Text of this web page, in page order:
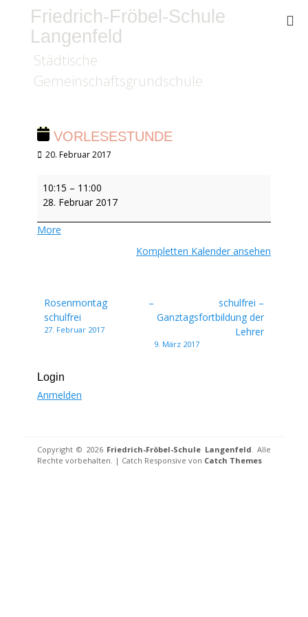
Friedrich-Fröbel-Schule
Langenfeld
Städtische
Gemeinschaftsgrundschule
VORLESESTUNDE
Veröffentlicht
20. Februar 2017
10:15 – 11:00
28. Februar 2017
More
Kompletten Kalender ansehen
Beitragsnavigation
Rosenmontag –
schulfrei
27. Februar 2017
schulfrei –
Ganztagsfortbildung der
Lehrer
9. März 2017
Login
Anmelden
Copyright © 2026 Friedrich-Fröbel-Schule Langenfeld . Alle
Rechte vorbehalten. | Catch Responsive von Catch Themes